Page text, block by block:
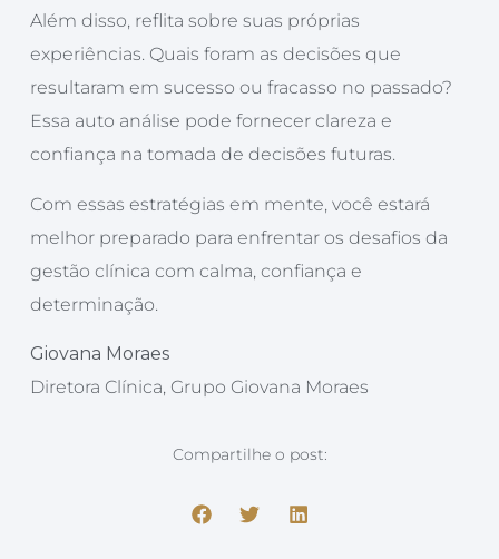
Além disso, reflita sobre suas próprias
experiências. Quais foram as decisões que
resultaram em sucesso ou fracasso no passado?
Essa auto análise pode fornecer clareza e
confiança na tomada de decisões futuras.
Com essas estratégias em mente, você estará
melhor preparado para enfrentar os desafios da
gestão clínica com calma, confiança e
determinação.
Giovana Moraes
Diretora Clínica, Grupo Giovana Moraes
Compartilhe o post: